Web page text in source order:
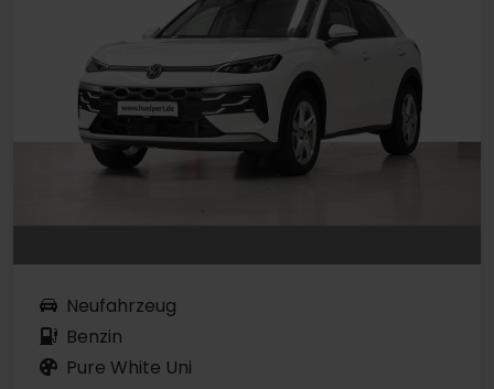
Neufahrzeug
Benzin
Pure White Uni